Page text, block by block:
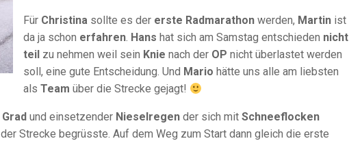
Für Christina sollte es der erste Radmarathon werden, Martin ist
da ja schon erfahren. Hans hat sich am Samstag entschieden nicht
teil zu nehmen weil sein Knie nach der OP nicht überlastet werden
soll, eine gute Entscheidung. Und Mario hätte uns alle am liebsten
als Team über die Strecke gejagt!
Grad und einsetzender Nieselregen der sich mit Schneeflocken
Strecke begrüsste. Auf dem Weg zum Start dann gleich die erste